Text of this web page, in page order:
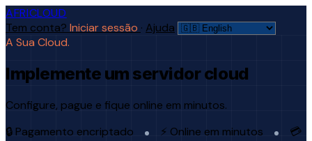
AFRICLOUD
Tem conta? Iniciar sessão · Ajuda
A Sua Cloud.
Implemente um servidor cloud
Configure, pague e fique online em minutos.
🔒 Pagamento encriptado
⚡ Online em minutos
💳